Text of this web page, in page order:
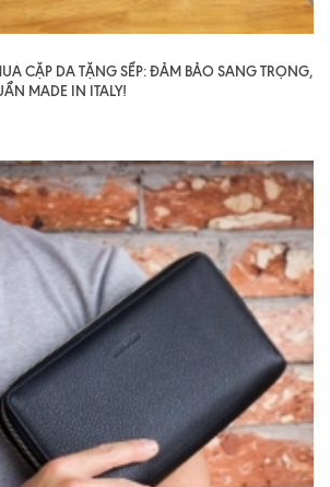
CẶP DA TẶNG SẾP: ĐẢM BẢO SANG TRỌNG,
MADE IN ITALY!